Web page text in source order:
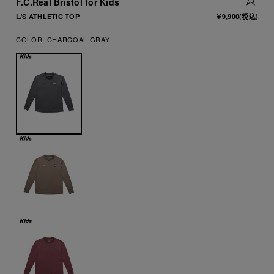
L/S ATHLETIC TOP ￥9,900(税込)
COLOR: CHARCOAL GRAY